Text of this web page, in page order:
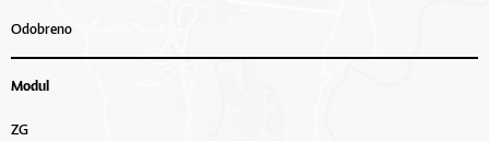
Odobreno
Modul
ZG